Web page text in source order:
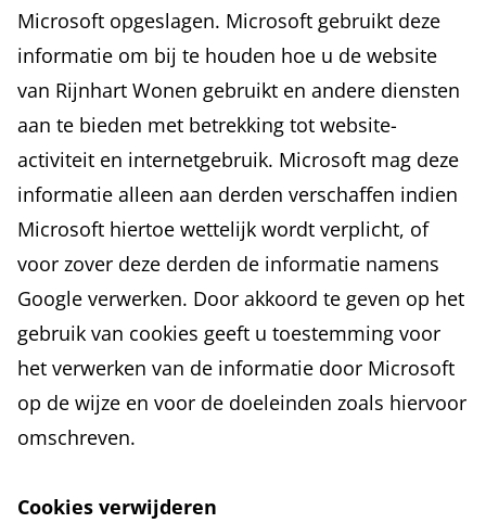
Microsoft opgeslagen. Microsoft gebruikt deze
informatie om bij te houden hoe u de website
van Rijnhart Wonen gebruikt en andere diensten
aan te bieden met betrekking tot website-
activiteit en internetgebruik. Microsoft mag deze
informatie alleen aan derden verschaffen indien
Microsoft hiertoe wettelijk wordt verplicht, of
voor zover deze derden de informatie namens
Google verwerken. Door akkoord te geven op het
gebruik van cookies geeft u toestemming voor
het verwerken van de informatie door Microsoft
op de wijze en voor de doeleinden zoals hiervoor
omschreven.
Cookies verwijderen